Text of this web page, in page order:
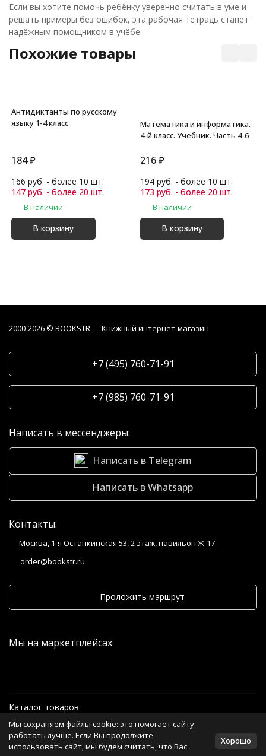
Если вы хотите помочь ребёнку уверенно считать в уме и
решать примеры без ошибок, эта рабочая тетрадь станет
надёжным помощником в учёбе.
Похожие товары
Антидиктанты по русскому
языку 1-4 класс
184₽
166 руб. - более 10 шт.
147 руб. - более 20 шт.
В наличии
В корзину
Математика и информатика.
4-й класс. Учебник. Часть 4-6
216 ₽
194 руб. - более 10 шт.
173 руб. - более 20 шт.
В наличии
В корзину
2000-2026 © BOOKSTR — Книжный интернет-магазин
+7 (495) 760-71-91
+7 (985) 760-71-91
Написать в мессенджеры:
Написать в Telegram
Написать в Whatsapp
Контакты:
Москва, 1-я Останкинская 53, 2 этаж, павильон Ж-17
order@bookstr.ru
Проложить маршрут
Мы на маркетплейсах
Каталог товаров
Информация
Мы сохраняем файлы cookie: это помогает сайту
работать лучше. Если Вы продолжите
использовать сайт, мы будем считать, что Вас
Хорошо